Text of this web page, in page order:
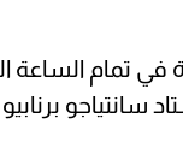
في تمام
سانتياجو